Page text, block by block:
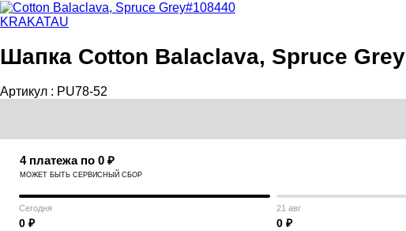
KRAKATAU
Шапка Cotton Balaclava, Spruce Grey
Артикул : PU78-52
4 платежа по 0 ₽
МОЖЕТ БЫТЬ СЕРВИСНЫЙ СБОР
Сегодня
0 ₽
21 авг
0 ₽